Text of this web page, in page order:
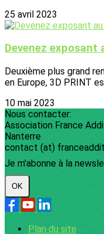
25 avril 2023
Devenez exposant
Deuxième plus grand
en Europe, 3D PRINT
10 mai 2023
Nous contacter:
Association France
Nanterre
contact (at)
Je m'abonne à la
OK
Plan du site